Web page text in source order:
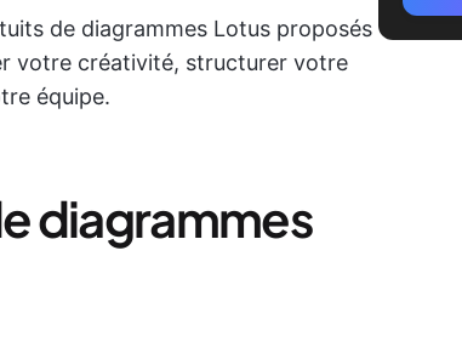
de diagrammes Lotus proposés
votre créativité, structurer votre
équipe.
diagrammes